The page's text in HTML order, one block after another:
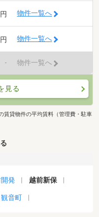
物件一覧へ
物件一覧へ
- 物件一覧へ
見る
賃貸物件の平均賃料（管理費・駐車
発 越前新保
観音町